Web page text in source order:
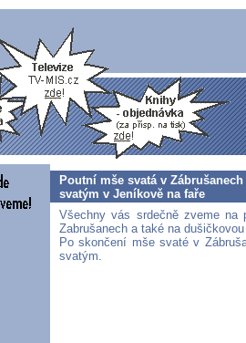
Poutní mše svatá v
svatým v Jeníkově na faře
Všechny vás srdečně zveme
Zabrušanech a také na
Po skončení mše svaté v
svatým.